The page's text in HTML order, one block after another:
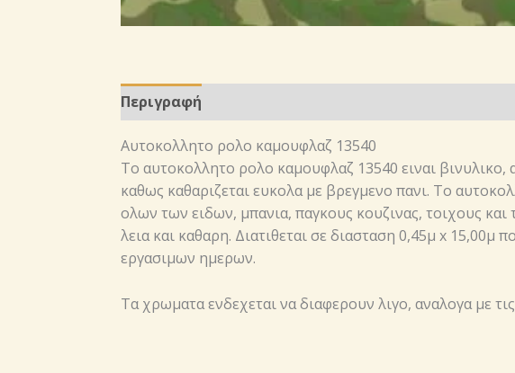
Περιγραφή
Αυτοκoλλητο ρολo καμουφλαζ 13540
Το αυτοκoλλητο ρολo καμουφλαζ 13540 ειναι βινυλικο,
καθως καθαριζεται ευκολα με βρεγμενο πανι. Το
ολων των ειδων, μπανια, παγκους κουζινας, τοιχους και
λεια και καθαρη. Διατιθεται σε διασταση 0,45μ x
εργασιμων ημερων.
Τα χρωματα ενδεχεται να διαφερουν λιγο, αναλογα με